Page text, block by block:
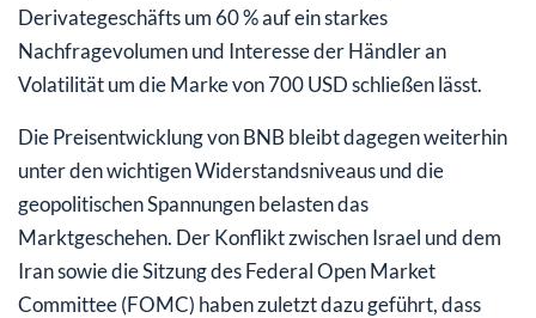
Derivategeschäfts um 60 % auf ein starkes
Nachfragevolumen und Interesse der Händler an
Volatilität um die Marke von 700 USD schließen lässt.
Die Preisentwicklung von BNB bleibt dagegen weiterhin
unter den wichtigen Widerstandsniveaus und die
geopolitischen Spannungen belasten das
Marktgeschehen. Der Konflikt zwischen Israel und dem
Iran sowie die Sitzung des Federal Open Market
Committee (FOMC) haben zuletzt dazu geführt, dass